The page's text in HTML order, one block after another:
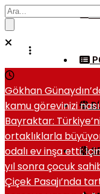
Gökhan
kamu görevinizi
Bayraktar:
ortaklıklarla
odalı ev inşa etti:
yıl sonra çocuk
Çiçek Pasajı’nda